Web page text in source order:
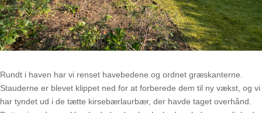
Rundt i haven har vi renset havebedene og ordnet græskanterne.
Stauderne er blevet klippet ned for at forberede dem til ny vækst, og vi
har tyndet ud i de tætte kirsebærlaurbær, der havde taget overhånd.